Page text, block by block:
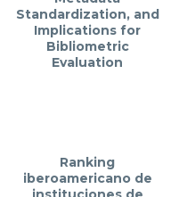
Standardization, and
Implications for
Bibliometric
Evaluation
Ranking
iberoamericano de